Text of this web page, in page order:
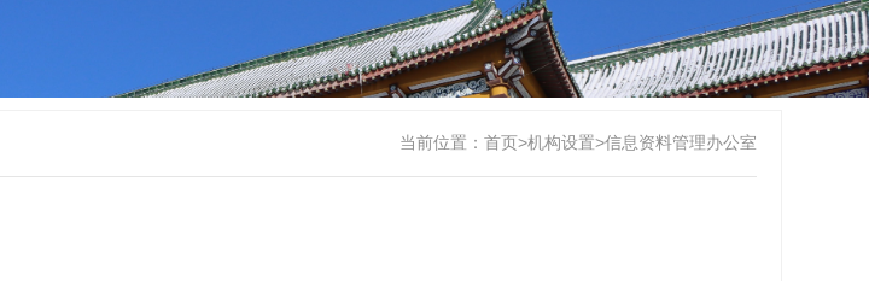
当前位置： 首页>机构设置>信息资料管理办公室